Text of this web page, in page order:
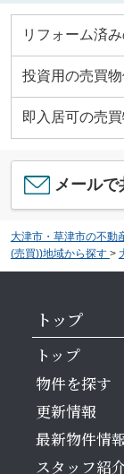
リフォーム済
投資用の売買
即入居可の売
メールで
大津市・草津市の不動
(売買))地域から探す >
トップ
トップ
物件を探す
更新情報
最新物件情
スタッフ紹